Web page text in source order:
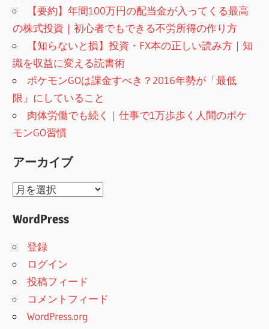
【要約】年間100万円の配当金が入ってくる最高
の株式投資｜初心者でもできる不労所得の作り方
【知らないと損】投資・FX本の正しい読み方｜知
識を収益に変える読書術
ポケモンGOは課金すべき？2016年勢が「最低
限」にしていること
肉体労働でも続く｜仕事で1万歩歩く人間のポケ
モンGO習慣
アーカイブ
ア
カ
WordPress
登録
ログイン
投稿フィード
コメントフィード
WordPress.org